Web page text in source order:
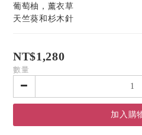
葡萄柚，薰衣草
天竺葵和杉木針
NT$1,280
數量
加入購